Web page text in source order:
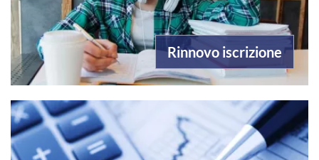
Rinnovo iscrizione